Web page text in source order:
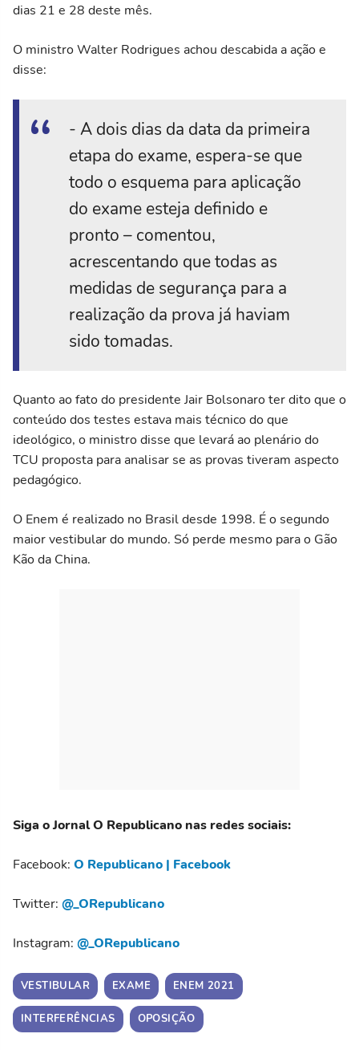
dias 21 e 28 deste mês.
O ministro Walter Rodrigues achou descabida a ação e
disse:
- A dois dias da data da primeira
etapa do exame, espera-se que
todo o esquema para aplicação
do exame esteja definido e
pronto – comentou,
acrescentando que todas as
medidas de segurança para a
realização da prova já haviam
sido tomadas.
Quanto ao fato do presidente Jair Bolsonaro ter dito que o
conteúdo dos testes estava mais técnico do que
ideológico, o ministro disse que levará ao plenário do
TCU proposta para analisar se as provas tiveram aspecto
pedagógico.
O Enem é realizado no Brasil desde 1998. É o segundo
maior vestibular do mundo. Só perde mesmo para o Gão
Kão da China.
Siga o Jornal O Republicano nas redes sociais:
Facebook: O Republicano | Facebook
Twitter: @_ORepublicano
Instagram: @_ORepublicano
VESTIBULAR EXAME ENEM 2021
INTERFERÊNCIAS OPOSIÇÃO